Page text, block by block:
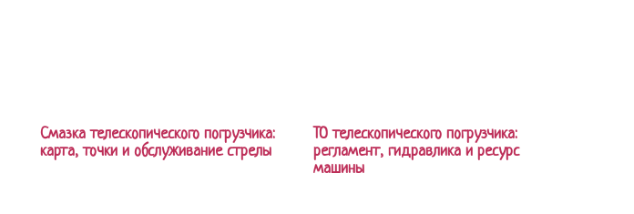
Смазка телескопического погрузчика:
карта, точки и обслуживание стрелы
ТО телескопического погрузчика:
регламент, гидравлика и ресурс
машины